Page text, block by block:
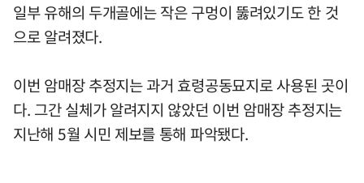
일부 유해의 두개골에는 작은 구멍이 뚫려있기도 한 것
으로 알려졌다.
이번 암매장 추정지는 과거 효령공동묘지로 사용된 곳이
다. 그간 실체가 알려지지 않았던 이번 암매장 추정지는
지난해 5월 시민 제보를 통해 파악됐다.